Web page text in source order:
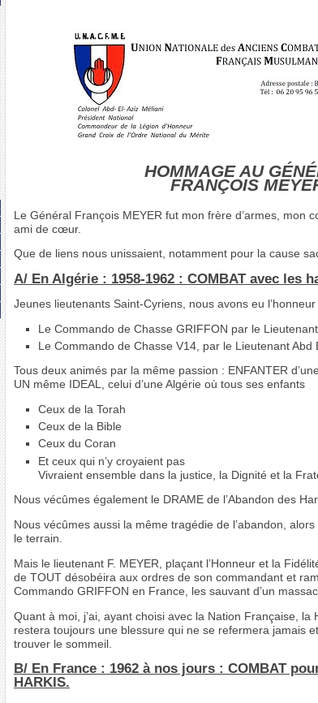
HOMMAGE AU
FRANÇOIS
Le Général François MEYER fut mon frère d’armes, mon
ami de cœur.
Que de liens nous unissaient, notamment pour la cause
A/ En Algérie : 1958-1962 : COMBAT avec les
Jeunes lieutenants Saint-Cyriens, nous avons eu
Le Commando de Chasse GRIFFON par le
Le Commando de Chasse V14, par le Lieutenant Abd
Tous deux animés par la même passion : ENFANTER
UN même IDEAL, celui d’une Algérie où tous ses enfants
Ceux de la Torah
Ceux de la Bible
Ceux du Coran
Et ceux qui n’y croyaient pas
Vivraient ensemble dans la justice, la Dignité et la
Nous vécûmes également le DRAME de l’Abandon des
Nous vécûmes aussi la même tragédie de l’abandon,
le terrain.
Mais le lieutenant F. MEYER, plaçant l’Honneur et la
de TOUT désobéira aux ordres de son commandant et
Commando GRIFFON en France, les sauvant d’un
Quant à moi, j’ai, ayant choisi avec la Nation Française, la
restera toujours une blessure qui ne se refermera jamais
trouver le sommeil.
B/ En France : 1962 à nos jours : COMBAT
HARKIS.